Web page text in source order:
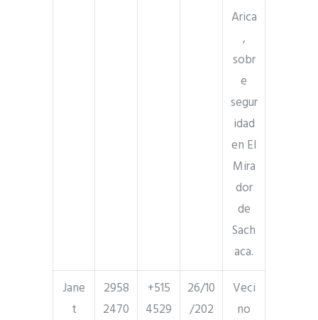
Arica
,
sobr
e
segur
idad
en El
Mira
dor
de
Sach
aca.
Jane
t
2958
2470
+515
4529
26/10
/202
Veci
no